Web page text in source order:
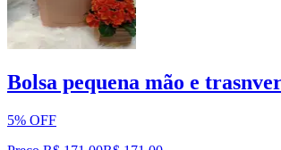
Bolsa pequena mão e
5% OFF